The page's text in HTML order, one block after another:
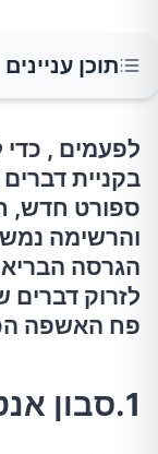
תוכן עניינים
1.סבון אנטי-בקטריאלי
2.מטהרי אוויר
3.נעלי ריצה שחוקות
4.מברשת שיניים בלויה
5.בגדים שאתה כבר לא לובש
לפעמים , כדי
בקניית
ספורט חדש,
והרשימה
הגרסה
לזרוק
פח האשפה
1.סבון אנטי-בקטריאלי